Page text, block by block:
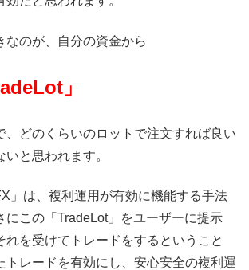
なのが、自分の資金から
」
、どのくらいのロットで注文すれば良い
と思われます。
」は、複利運用が有効に機能する手法
にこの「TradeLot」をユーザーに提示
れを受けてトレードをするということ
トレードを有効にし、安心安全の複利運